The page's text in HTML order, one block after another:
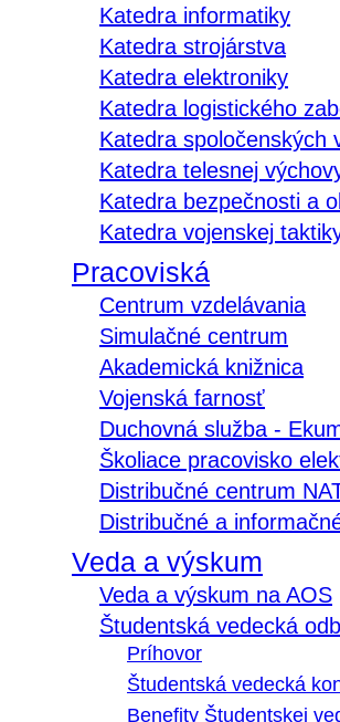
Katedra informatiky
Katedra strojárstva
Katedra elektroniky
Katedra logistického
Katedra spoločenských
Katedra telesnej
Katedra bezpečnosti a
Katedra vojenskej
Pracoviská
Centrum vzdelávania
Simulačné centrum
Akademická knižnica
Vojenská farnosť
Duchovná služba -
Školiace pracovisko
Distribučné centrum
Distribučné a
Veda a výskum
Veda a výskum na AOS
Študentská vedecká
Príhovor
Študentská vedecká
Benefity Študentskej